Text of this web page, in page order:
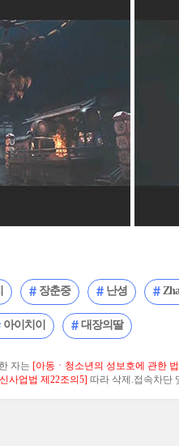
장춘중 난셩
아이치이 대장의딸
자는 [아동ㆍ청소년의 성보호에 관한
사업법 제22조의5] 따라 삭제.접속차단